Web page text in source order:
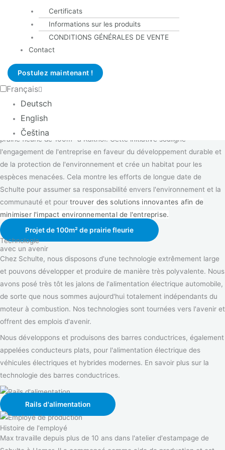
Certificats
Informations sur les produits
CONDITIONS GÉNÉRALES DE VENTE
Contact
Postulez maintenant !
Français
Deutsch
English
Čeština
Pièces forgées
Pièces de contact
par an
100m² POUR 100 ANS DE SCHULTE
La société Schulte & Co. GmbH fête cette année son centenaire et a
donc décidé de soutenir le projet local "beepart" en achetant une
prairie fleurie de 100m² à Kalthof. Cette initiative souligne
l'engagement de l'entreprise en faveur du développement durable et
de la protection de l'environnement et crée un habitat pour les
espèces menacées. Cela montre les efforts de longue date de
Schulte pour assumer sa responsabilité envers l'environnement et la
communauté et pour trouver des solutions innovantes afin de
minimiser l'impact environnemental de l'entreprise.
Projet de 100m² de prairie fleurie
Technologie
avec un avenir
Chez Schulte, nous disposons d'une technologie extrêmement large
et pouvons développer et produire de manière très polyvalente. Nous
avons posé très tôt les jalons de l'alimentation électrique automobile,
de sorte que nous sommes aujourd'hui totalement indépendants du
moteur à combustion. Nos technologies sont tournées vers l'avenir et
offrent des emplois d'avenir.
Nous développons et produisons des barres conductrices, également
appelées conducteurs plats, pour l'alimentation électrique des
véhicules électriques et hybrides modernes. En savoir plus sur la
technologie des barres conductrices.
Rails d'alimentation
Histoire de l'employé
Max travaille depuis plus de 10 ans dans l'atelier d'estampage de